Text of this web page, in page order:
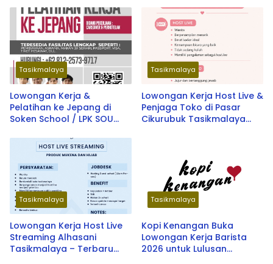
Tasikmalaya
Lowongan Kerja &
Pelatihan ke Jepang di
Soken School / LPK SOU
Tasikmalaya
Lowongan Kerja Host Live &
Penjaga Toko di Pasar
Cikurubuk Tasikmalaya
Tasikmalaya
Lowongan Kerja Host Live
Streaming Alhasani
Tasikmalaya – Terbaru
Tasikmalaya
Kopi Kenangan Buka
Lowongan Kerja Barista
2026 untuk Lulusan